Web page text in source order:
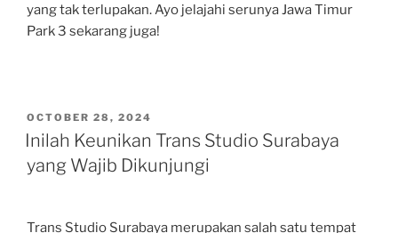
yang tak terlupakan. Ayo jelajahi serunya Jawa Timur
Park 3 sekarang juga!
POSTED
ON
OCTOBER 28, 2024
Inilah Keunikan Trans Studio Surabaya
yang Wajib Dikunjungi
Trans Studio Surabaya merupakan salah satu tempat